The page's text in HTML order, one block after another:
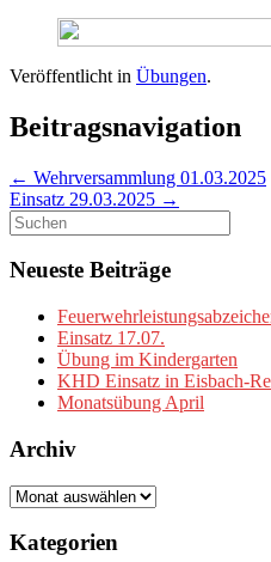
Veröffentlicht in Übungen.
Beitragsnavigation
← Wehrversammlung 01.03.2025
Einsatz 29.03.2025 →
Suchen
nach:
Neueste Beiträge
Einsatz 17.07.
Übung im Kindergarten
KHD Einsatz in Eisbach-
Monatsübung April
Archiv
Archiv
Kategorien